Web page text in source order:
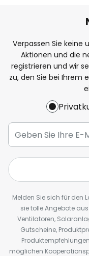
Verpassen Sie keine
Aktionen und die
registrieren und wir
zu, den Sie bei Ihrem
Melden Sie sich für den
sie tolle Angebote
Ventilatoren,
Gutscheine,
möglichen